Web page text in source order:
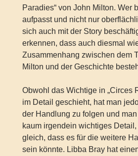
Paradies“ von John Milton. Wer
aufpasst und nicht nur
sich auch mit der Story
erkennen, dass auch diesmal
Zusammenhang zwischen dem
Milton und der Geschichte
Obwohl das Wichtige in „Circes
im Detail geschieht, hat man
der Handlung zu folgen und
kaum irgendein wichtiges
gleich, dass es für die weitere
sein könnte. Libba Bray hat